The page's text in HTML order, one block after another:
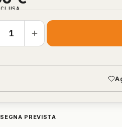
PREVISTA